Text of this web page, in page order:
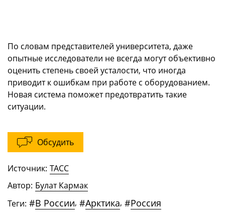
По словам представителей университета, даже
опытные исследователи не всегда могут объективно
оценить степень своей усталости, что иногда
приводит к ошибкам при работе с оборудованием.
Новая система поможет предотвратить такие
ситуации.
Обсудить
Источник: ТАСС
Автор: Булат Кармак
Теги: #В России, #Арктика, #Россия